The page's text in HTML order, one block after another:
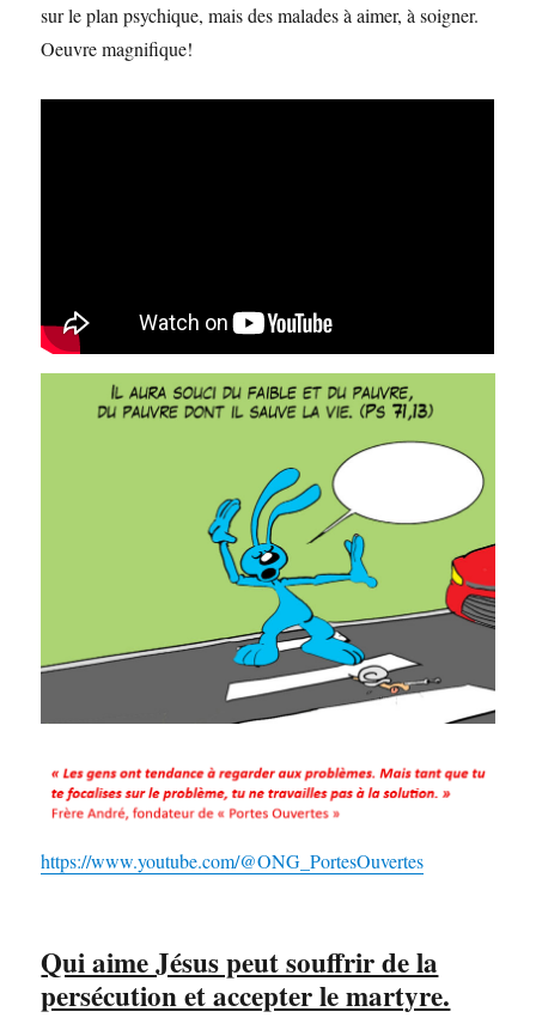
sur le plan psychique, mais des malades à aimer, à soigner.
Oeuvre magnifique!
https://www.youtube.com/@ONG_PortesOuvertes
Qui aime Jésus peut souffrir de la
persécution et accepter le martyre.